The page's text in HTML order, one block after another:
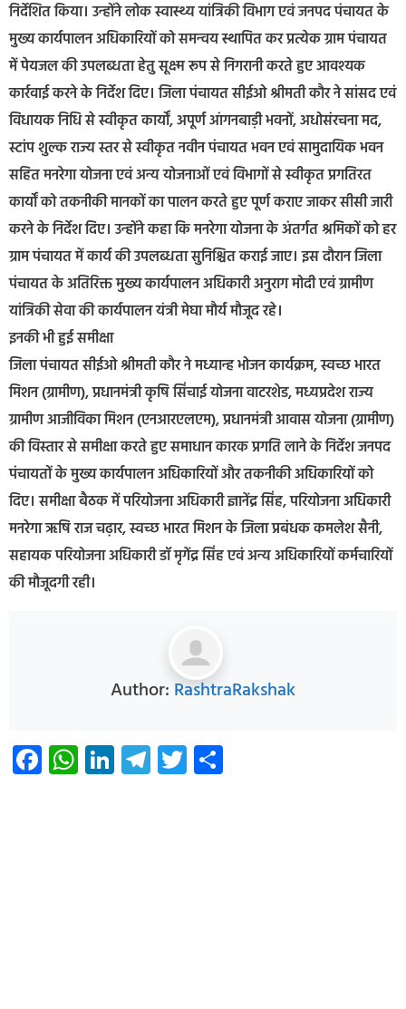
निर्देशित किया। उन्होंने लोक स्वास्थ्य यांत्रिकी विभाग एवं जनपद पंचायत के
मुख्य कार्यपालन अधिकारियों को समन्वय स्थापित कर प्रत्येक ग्राम पंचायत
में पेयजल की उपलब्धता हेतु सूक्ष्म रूप से निगरानी करते हुए आवश्यक
कार्रवाई करने के निर्देश दिए। जिला पंचायत सीईओ श्रीमती कौर ने सांसद एवं
विधायक निधि से स्वीकृत कार्यों, अपूर्ण आंगनबाड़ी भवनों, अधोसंरचना मद,
स्टांप शुल्क राज्य स्तर से स्वीकृत नवीन पंचायत भवन एवं सामुदायिक भवन
सहित मनरेगा योजना एवं अन्य योजनाओं एवं विभागों से स्वीकृत प्रगतिरत
कार्यों को तकनीकी मानकों का पालन करते हुए पूर्ण कराए जाकर सीसी जारी
करने के निर्देश दिए। उन्होंने कहा कि मनरेगा योजना के अंतर्गत श्रमिकों को हर
ग्राम पंचायत में कार्य की उपलब्धता सुनिश्चित कराई जाए। इस दौरान जिला
पंचायत के अतिरिक्त मुख्य कार्यपालन अधिकारी अनुराग मोदी एवं ग्रामीण
यांत्रिकी सेवा की कार्यपालन यंत्री मेघा मौर्य मौजूद रहे।
इनकी भी हुई समीक्षा
जिला पंचायत सीईओ श्रीमती कौर ने मध्यान्ह भोजन कार्यक्रम, स्वच्छ भारत
मिशन (ग्रामीण), प्रधानमंत्री कृषि सिंचाई योजना वाटरशेड, मध्यप्रदेश राज्य
ग्रामीण आजीविका मिशन (एनआरएलएम), प्रधानमंत्री आवास योजना (ग्रामीण)
की विस्तार से समीक्षा करते हुए समाधान कारक प्रगति लाने के निर्देश जनपद
पंचायतों के मुख्य कार्यपालन अधिकारियों और तकनीकी अधिकारियों को
दिए। समीक्षा बैठक में परियोजना अधिकारी ज्ञानेंद्र सिंह, परियोजना अधिकारी
मनरेगा ऋषि राज चढ़ार, स्वच्छ भारत मिशन के जिला प्रबंधक कमलेश सैनी,
सहायक परियोजना अधिकारी डॉ मृगेंद्र सिंह एवं अन्य अधिकारियों कर्मचारियों
की मौजूदगी रही।
Author: RashtraRakshak
Facebook
WhatsApp
LinkedIn
Telegram
Twitter